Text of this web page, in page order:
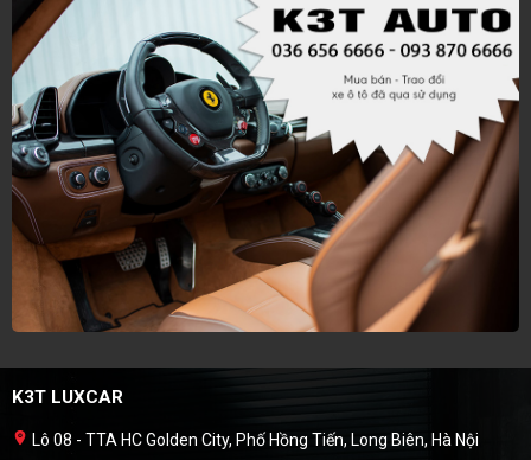
K3T LUXCAR
Lô 08 - TTA HC Golden City, Phố Hồng Tiến, Long Biên, Hà Nội